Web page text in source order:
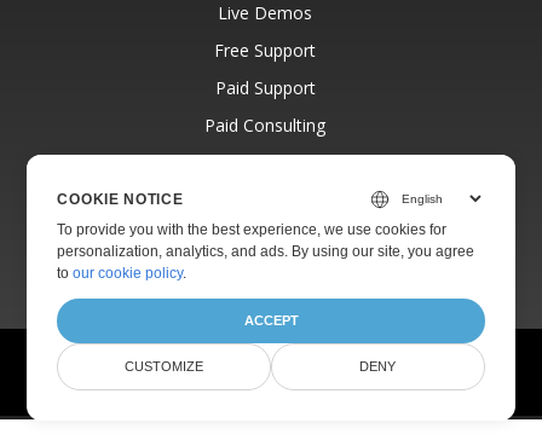
Live Demos
Free Support
Paid Support
Paid Consulting
Blog
About
© Aspose Pty Ltd 2001-2026.
All Rights Reserved.
Terms of use
COOKIE NOTICE
To provide you with the best experience, we use cookies for
personalization, analytics, and ads. By using our site, you agree
toour cookie policy.
ACCEPT
CUSTOMIZE DENY